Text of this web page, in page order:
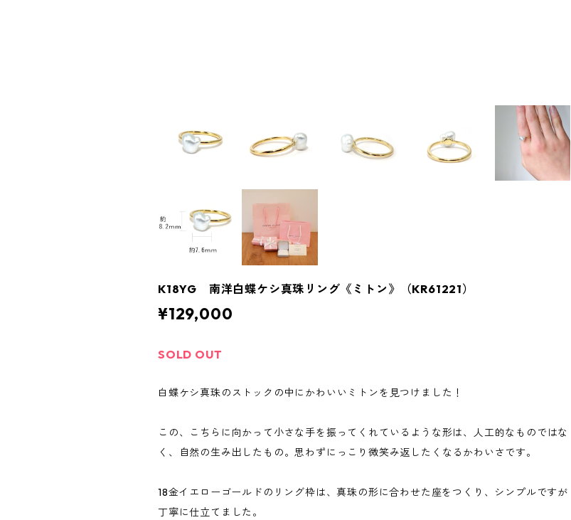
K18YG 南洋白蝶ケシ真珠リング《ミトン》（KR61221）
¥129,000
SOLD OUT
白蝶ケシ真珠のストックの中にかわいいミトンを見つけました！
この、こちらに向かって小さな手を振ってくれているような形は、人工的なものではな
く、自然の生み出したもの。思わずにっこり微笑み返したくなるかわいさです。
18金イエローゴールドのリング枠は、真珠の形に合わせた座をつくり、シンプルですが
丁寧に仕立てました。